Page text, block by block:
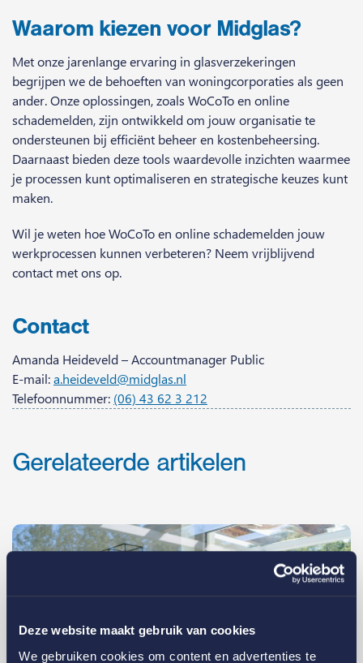
Deze website maakt gebruik van cookies
We gebruiken cookies om content en advertenties te
Waarom kiezen voor Midglas?
Met onze jarenlange ervaring in glasverzekeringen
begrijpen we de behoeften van woningcorporaties als geen
ander.Onze oplossingen, zoals WoCoTo en online
schademelden, zijn ontwikkeld om jouw organisatie te
ondersteunen bij efficiënt beheer en kostenbeheersing.
Daarnaast bieden deze tools waardevolle inzichten waarmee
je processen kunt optimaliseren en strategische keuzes kunt
maken.
Wil je weten hoe WoCoTo en online schademelden jouw
werkprocessen kunnen verbeteren? Neem vrijblijvend
contact met ons op.
Contact
Amanda Heideveld – Accountmanager Public
E-mail:a.heideveld@midglas.nl
Telefoonnummer: (06) 43 62 3 212
Gerelateerde artikelen